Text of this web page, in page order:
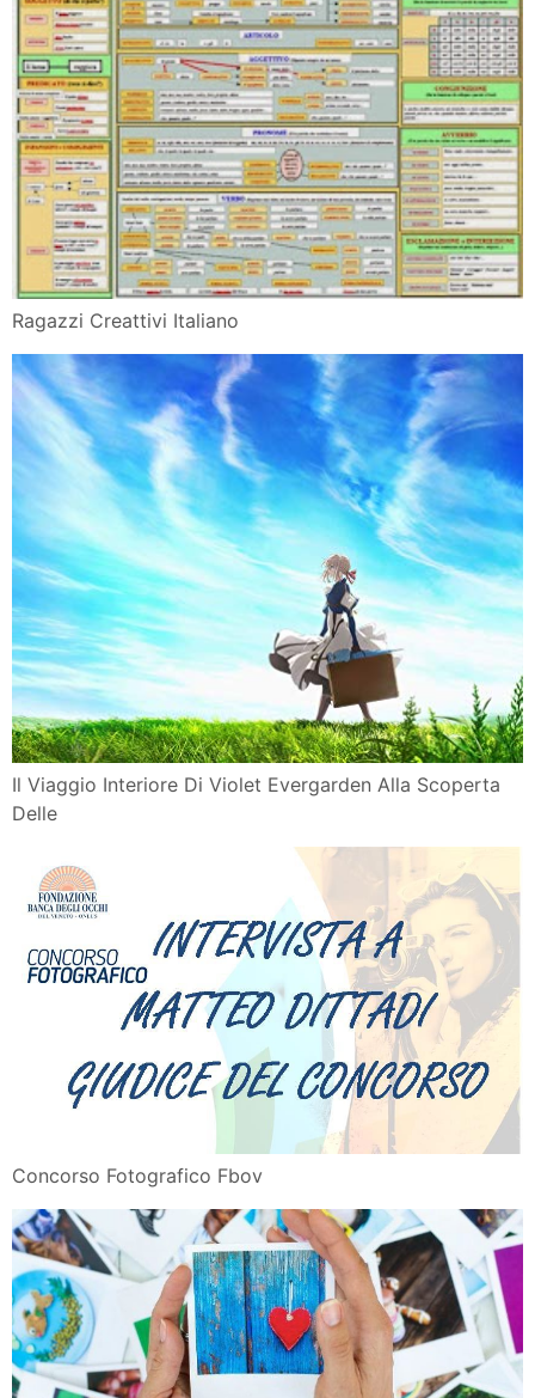
Il Museo Dell Oro Del Banco Della Repubblica Di
Colombia
Classe Prima Pearltrees
Arte E Banche Bsi Banca Della Svizzera Italiana
Artribune
Banca Popolare Una Regia Alessandro Rossetto
Il Riconoscimento Delle Emozioni Facciali Col
Computer
Wsi
Events News Grifal
Fondazione Domus De Luna Competitors Revenue
And Employees
Actualites Un Coup De Des
Alexa E Il Potere Della Voce Rep
Http Alessandrianews It Http Alessandrianews It Home
2019 03 20
Non Saro Un Vecchio Cattivo In Banca Si Paga Anche L
Amore
Maranhao Brasile La Rotta Delle Emozioni Viaggi
Tribali
Cassa Rurale Val Di Fiemme Serata Informativa Sulla
Sicurezza
4ac2xezl9nxp3m
Risparmi Ed Investimenti Ci Pensa Fideuram
Comacchio E Lidi
Pdf Reflective Debriefing To Promote Novice Nurses
Clinical
Perche Non Ci Parliamo Piu La Paralisi Del
Linguaggio E Delle
A Torpignattara C E Un Intelligenza Artificiale Di
Quartiere Si
La Strage Del 12 Dicembre 1969 Piccoli Botti E Infiltrati
Cosi
Xpzl Ccv0 Ufem